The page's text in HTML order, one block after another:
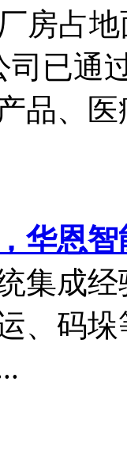
房占
已通
品、
华恩
集成
、码